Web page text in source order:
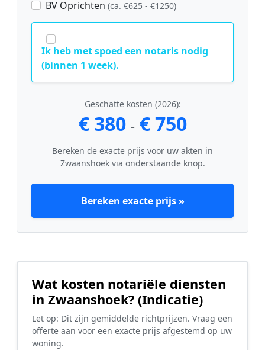
BV Oprichten (ca. €625 - €1250)
Ik heb met spoed een notaris nodig
(binnen 1 week).
Geschatte kosten (2026):
€ 380 - € 750
Bereken de exacte prijs voor uw akten in
Zwaanshoek via onderstaande knop.
Bereken exacte prijs »
Wat kosten notariële diensten
in Zwaanshoek? (Indicatie)
Let op: Dit zijn gemiddelde richtprijzen. Vraag een
offerte aan voor een exacte prijs afgestemd op uw
woning.